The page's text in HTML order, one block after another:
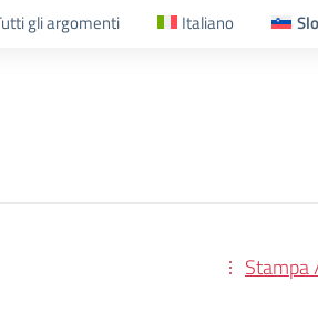
gli argomenti Italiano
Stampa